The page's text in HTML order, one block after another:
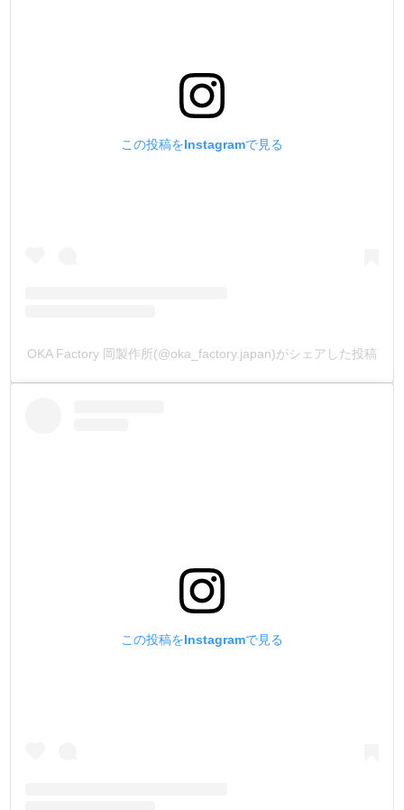
この投稿をInstagramで見る
OKA Factory 岡製作所(@oka_factory.japan)がシェアした投稿
この投稿をInstagramで見る